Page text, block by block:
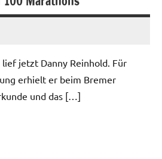
jetzt Danny Reinhold. Für
erhielt er beim Bremer
und das […]